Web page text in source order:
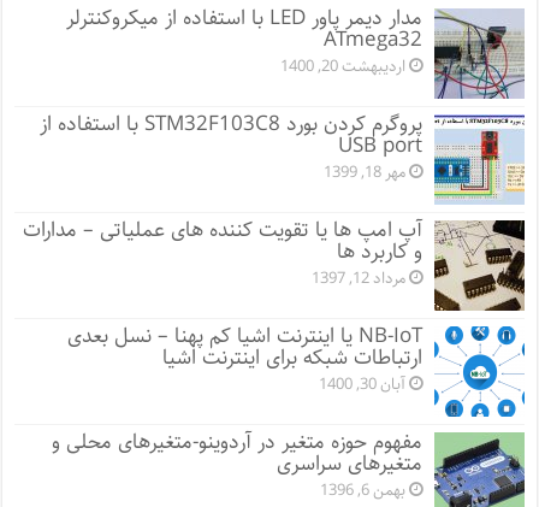
مدار دیمر پاور LED با استفاده از میکروکنترلر
ATmega32
اردیبهشت 20, 1400
پروگرم کردن بورد STM32F103C8 با استفاده از
USB port
مهر 18, 1399
آپ امپ ها یا تقویت کننده های عملیاتی – مدارات
و کاربرد ها
مرداد 12, 1397
NB-IoT یا اینترنت اشیا کم پهنا – نسل بعدی
ارتباطات شبکه برای اینترنت اشیا
آبان 30, 1400
مفهوم حوزه متغیر در آردوینو-متغیرهای محلی و
متغیرهای سراسری
بهمن 6, 1396